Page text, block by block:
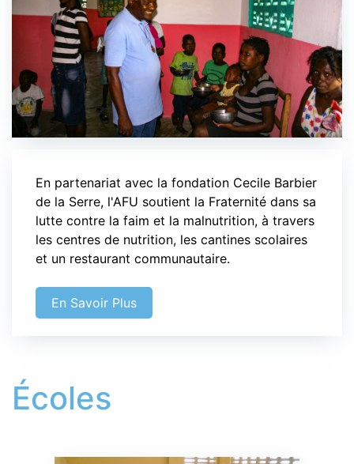
En partenariat avec la fondation Cecile Barbier
de la Serre, l'AFU soutient la Fraternité dans sa
lutte contre la faim et la malnutrition, à travers
les centres de nutrition, les cantines scolaires
et un restaurant communautaire.
En Savoir Plus
Écoles